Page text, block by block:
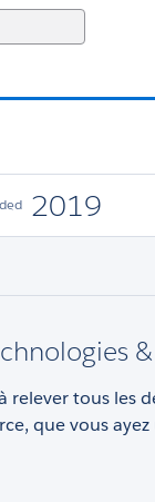
2019
relever tous les
que vous